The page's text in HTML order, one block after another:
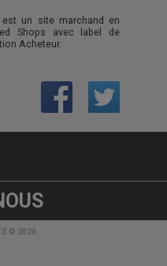
est un site marchand en
Shops avec label de
Acheteur.
© 2026